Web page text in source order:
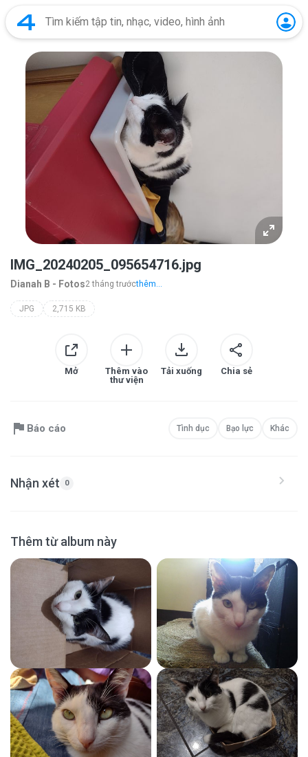
IMG_20240205_095654716.jpg
Dianah B - Fotos2 tháng trướcthêm...
JPG 2,715 KB
Mở
Thêm vào
thư viện
Tải xuống Chia sẻ
Báo cáo Tình dục Bạo lực Khác
Nhận xét 0
Thêm từ album này